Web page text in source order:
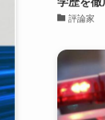
評論家